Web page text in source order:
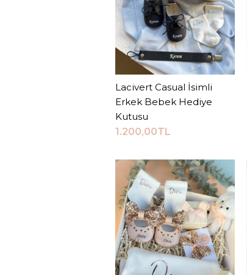
Sepete Ekle
Lacivert Casual İsimli
Erkek Bebek Hediye
Kutusu
1.200,00TL